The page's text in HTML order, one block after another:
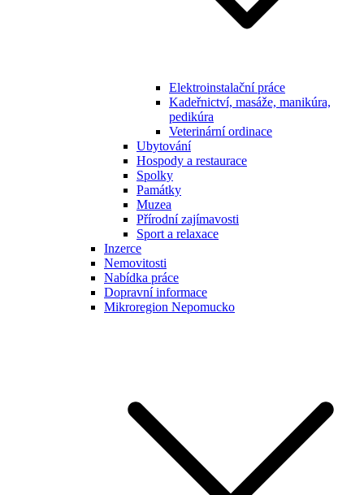
Elektroinstalační práce
Kadeřnictví, masáže, manikúra,
pedikúra
Veterinární ordinace
Ubytování
Hospody a restaurace
Spolky
Památky
Muzea
Přírodní zajímavosti
Sport a relaxace
Inzerce
Nemovitosti
Nabídka práce
Dopravní informace
Mikroregion Nepomucko